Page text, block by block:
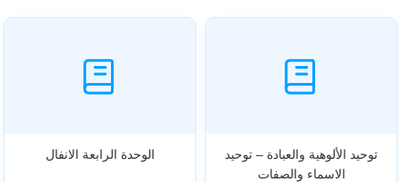
توحيد الألوهية والعبادة – توحيد
الاسماء والصفات
الوحدة الرابعة الانفال